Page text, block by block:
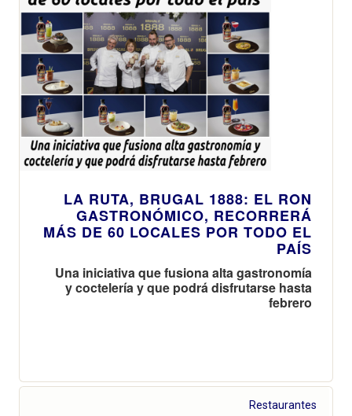
LA RUTA, BRUGAL 1888: EL RON
GASTRONÓMICO, RECORRERÁ
MÁS DE 60 LOCALES POR TODO EL
PAÍS
Una iniciativa que fusiona alta gastronomía
y coctelería y que podrá disfrutarse hasta
febrero
Restaurantes